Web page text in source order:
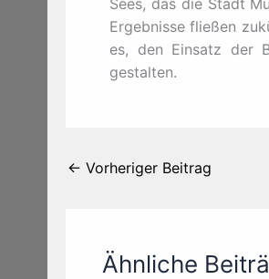
Ergebnisse fließen
es, den Einsatz der
gestalten.
← Vorheriger Beitrag
Ähnliche